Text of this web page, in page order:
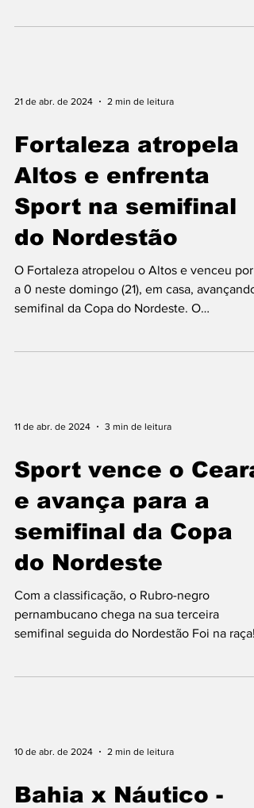
para avançar à decisão nacional Jogadores
21 de abr. de 2024 2 min de leitura
Fortaleza atropela
Altos e enfrenta
Sport na semifinal
do Nordestão
O Fortaleza atropelou o Altos e venceu por
semifinal da Copa do Nordeste. O
11 de abr. de 2024 3 min de leitura
Sport vence o Ceará
e avança para a
semifinal da Copa
do Nordeste
Com a classificação, o Rubro-negro
semifinal seguida do Nordestão Foi na raça!
10 de abr. de 2024 2 min de leitura